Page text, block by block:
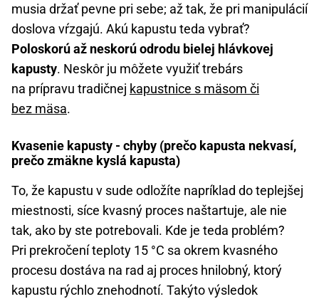
musia držať pevne pri sebe; až tak, že pri manipulácií
doslova vŕzgajú. Akú kapustu teda vybrať?
Poloskorú až neskorú odrodu bielej hlávkovej
kapusty. Neskôr ju môžete využiť trebárs
na prípravu tradičnej kapustnice s mäsom či
bez mäsa.
Kvasenie kapusty - chyby (prečo kapusta nekvasí,
prečo zmäkne kyslá kapusta)
To, že kapustu v sude odložíte napríklad do teplejšej
miestnosti, síce kvasný proces naštartuje, ale nie
tak, ako by ste potrebovali. Kde je teda problém?
Pri prekročení teploty 15 °C sa okrem kvasného
procesu dostáva na rad aj proces hnilobný, ktorý
kapustu rýchlo znehodnotí. Takýto výsledok